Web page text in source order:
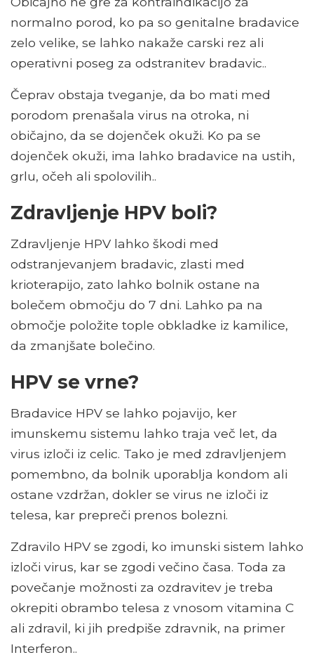
normalno porod, ko pa so genitalne bradavice
zelo velike, se lahko nakaže carski rez ali
operativni poseg za odstranitev bradavic..
Čeprav obstaja tveganje, da bo mati med
porodom prenašala virus na otroka, ni
običajno, da se dojenček okuži. Ko pa se
dojenček okuži, ima lahko bradavice na ustih,
grlu, očeh ali spolovilih..
Zdravljenje HPV boli?
Zdravljenje HPV lahko škodi med
odstranjevanjem bradavic, zlasti med
krioterapijo, zato lahko bolnik ostane na
bolečem območju do 7 dni. Lahko pa na
območje položite tople obkladke iz kamilice,
da zmanjšate bolečino.
HPV se vrne?
Bradavice HPV se lahko pojavijo, ker
imunskemu sistemu lahko traja več let, da
virus izloči iz celic. Tako je med zdravljenjem
pomembno, da bolnik uporablja kondom ali
ostane vzdržan, dokler se virus ne izloči iz
telesa, kar prepreči prenos bolezni.
Zdravilo HPV se zgodi, ko imunski sistem lahko
izloči virus, kar se zgodi večino časa. Toda za
povečanje možnosti za ozdravitev je treba
okrepiti obrambo telesa z vnosom vitamina C
ali zdravil, ki jih predpiše zdravnik, na primer
Interferon..